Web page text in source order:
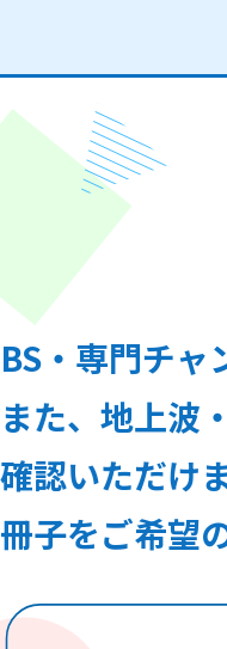
BS・専門チャ
また、地上波
確認いただけま
冊子をご希望